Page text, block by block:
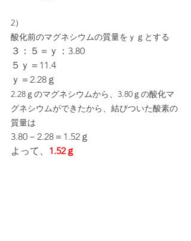
2）
酸化前のマグネシウムの質量をｙｇとする
３：５＝ｙ：3.80
５ｙ＝11.4
ｙ＝2.28ｇ
2.28ｇのマグネシウムから、3.80ｇの酸化マ
グネシウムができたから、結びついた酸素の
質量は
3.80－2.28＝1.52ｇ
よって、 1.52ｇ